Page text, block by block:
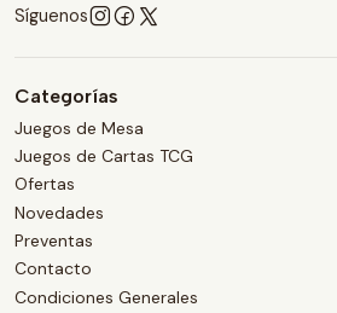
Síguenos
Categorías
Juegos de Mesa
Juegos de Cartas TCG
Ofertas
Novedades
Preventas
Contacto
Condiciones Generales